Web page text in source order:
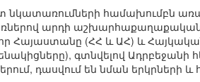
համախումբն
արդի
որ Հայաստանը (ՀՀ և ԱՀ) և
գտնվելով
դասվում են նման երկրների և